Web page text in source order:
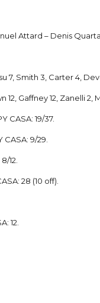
Attard – Denis
7, Smith 3, Carter 4,
12, Gaffney 12, Zanelli
CASA: 19/37.
CASA: 9/29.
12.
28 (10 off).
12.